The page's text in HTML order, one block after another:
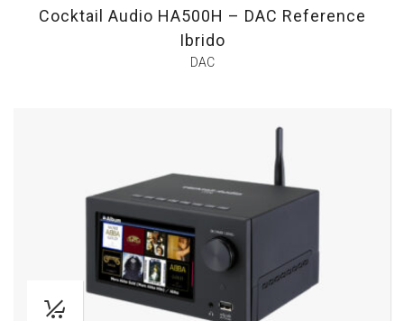
Cocktail Audio HA500H – DAC Reference
Ibrido
DAC